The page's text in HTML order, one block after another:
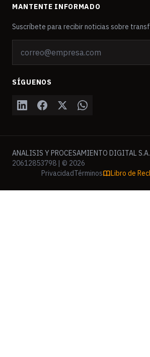
MANTENTE INFORMADO
Suscríbete para recibir noticias sobre
SÍGUENOS
ANALISIS Y PROCESAMIENTO DIGITAL
20612853798 | © 2026
PrivacidadTérminos Libro de